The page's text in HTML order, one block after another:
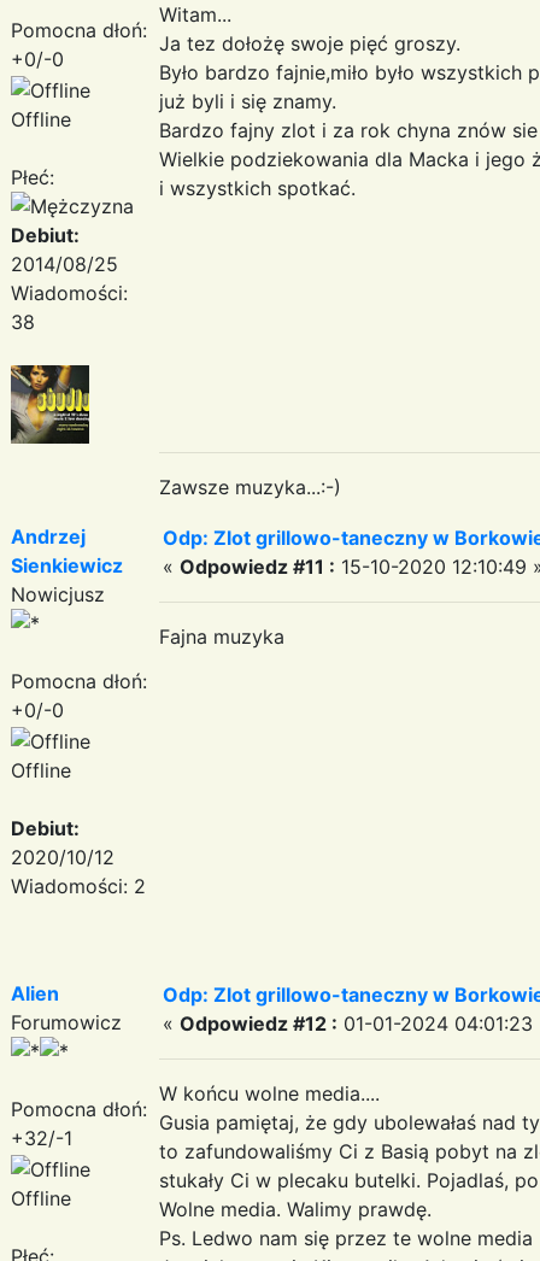
Pomocna dłoń:
+0/-0
Offline
Płeć:
Debiut:
2014/08/25
Wiadomości:
38
Witam...
Ja tez dołożę swoje pięć groszy.
Było bardzo fajnie,miło było
już byli i się znamy.
Bardzo fajny zlot i za rok chyna znów
Wielkie podziekowania dla Macka i jego
i wszystkich spotkać.
Zawsze muzyka...:-)
Andrzej
Sienkiewicz
Nowicjusz
Pomocna dłoń:
+0/-0
Offline
Debiut:
2020/10/12
Wiadomości: 2
Odp: Zlot grillowo-taneczny w
« Odpowiedz #11 : 15-10-2020 12:10:49
Fajna muzyka
Alien
Forumowicz
Pomocna dłoń:
+32/-1
Offline
Płeć:
Odp: Zlot grillowo-taneczny w
« Odpowiedz #12 : 01-01-2024 04:01:23
W końcu wolne media....
Gusia pamiętaj, że gdy ubolewałaś nad
to zafundowaliśmy Ci z Basią pobyt na
stukały Ci w plecaku butelki. Pojadlaś,
Wolne media. Walimy prawdę.
Ps. Ledwo nam się przez te wolne media